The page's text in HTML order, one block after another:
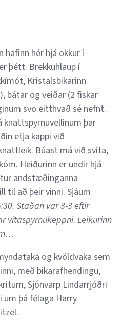
hafinn hér hjá okkur í
þétt. Brekkuhlaup í
Kristalsbikarinn
bátar og veiðar (2 fiskar
svo eitthvað sé nefnt.
knattspyrnuvellinum þar
etja kappi við
Búast má við svita,
Heiðurinn er undir hjá
andstæðinganna
til að þeir vinni. Sjáum
Staðan var 3-3 eftir
vítaspyrnukeppni. Leikurinn
og kvöldvaka sem
með bikarafhendingu,
Sjónvarp Lindarrjóðri
þá félaga Harry